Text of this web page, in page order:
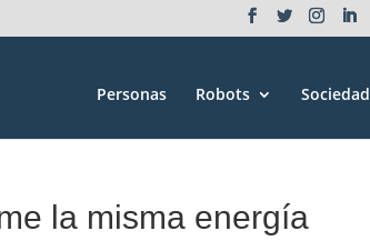
Personas Robots Sociedad
la misma energía